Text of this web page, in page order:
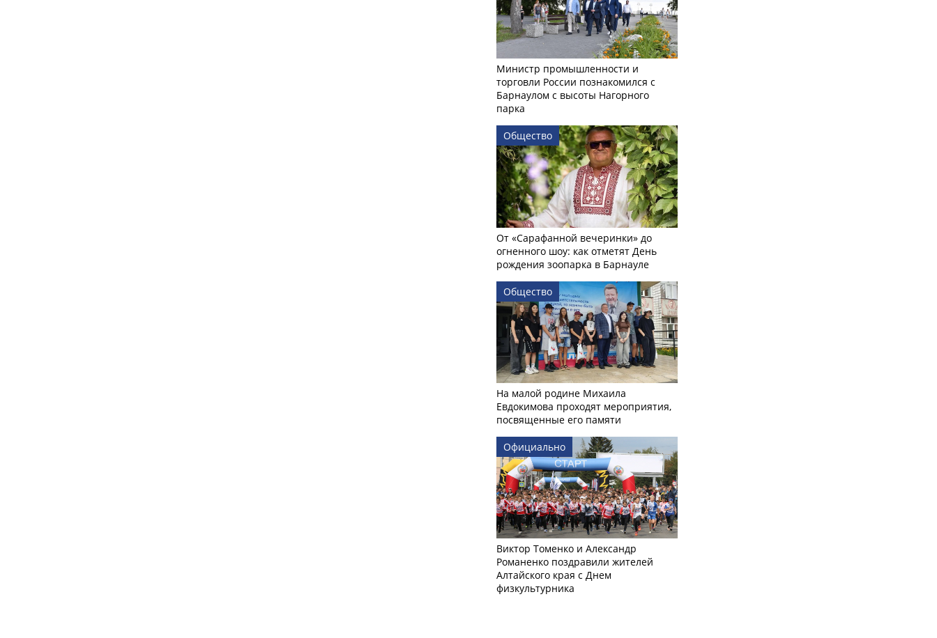
Министр промышленности и
торговли России познакомился с
Барнаулом с высоты Нагорного
парка
Общество
От «Сарафанной вечеринки» до
огненного шоу: как отметят День
рождения зоопарка в Барнауле
Общество
На малой родине Михаила
Евдокимова проходят мероприятия,
посвященные его памяти
Официально
Виктор Томенко и Александр
Романенко поздравили жителей
Алтайского края с Днем
физкультурника